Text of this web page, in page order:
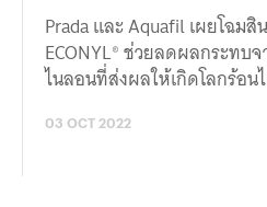
Prada และ Aquafil เผยโฉม
ECONYL® ช่วยลดผลกระทบ
ไนลอนที่ส่งผลให้เกิดโลกร้อน
03 OCT 2022